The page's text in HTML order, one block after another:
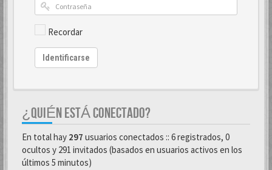
Recordar
Identificarse
¿QUIÉN ESTÁ CONECTADO?
En total hay 297 usuarios conectados :: 6 registrados, 0
ocultos y 291 invitados (basados en usuarios activos en los
últimos 5 minutos)